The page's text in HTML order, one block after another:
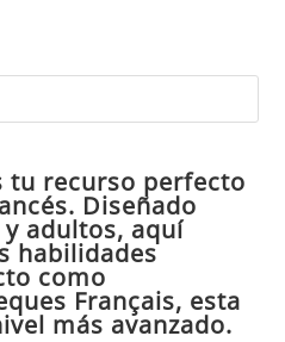
tu recurso perfecto
Diseñado
adultos, aquí
habilidades
como
Français, esta
más avanzado.